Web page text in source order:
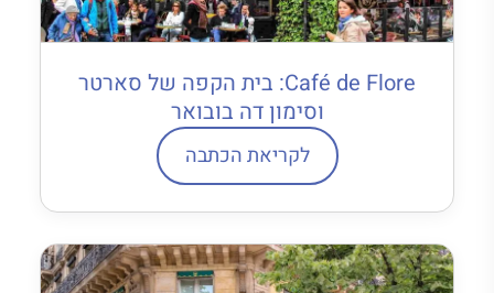
Café de Flore: בית הקפה של סארטר
וסימון דה בובואר
לקריאת הכתבה